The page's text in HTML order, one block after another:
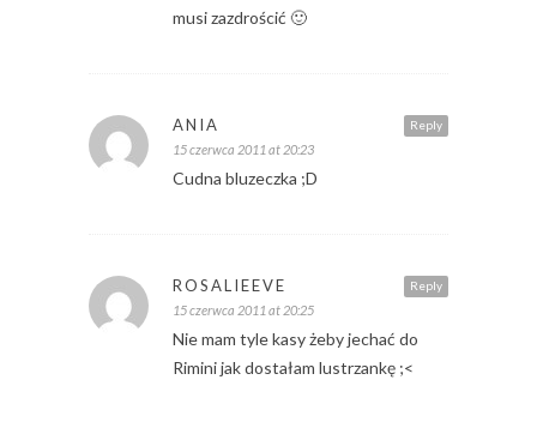
musi zazdrościć 🙂
Reply
ANIA
15 czerwca 2011 at 20:23
Cudna bluzeczka ;D
Reply
ROSALIEEVE
15 czerwca 2011 at 20:25
Nie mam tyle kasy żeby jechać do
Rimini jak dostałam lustrzankę ;<